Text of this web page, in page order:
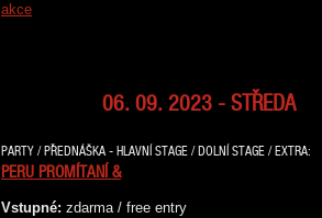
akce
06. 09. 2023 - STŘEDA
PARTY / PŘEDNÁŠKA - HLAVNÍ STAGE / DOLNÍ STAGE / EXTRA:
PERU PROMÍTANÍ &
Vstupné: zdarma / free entry